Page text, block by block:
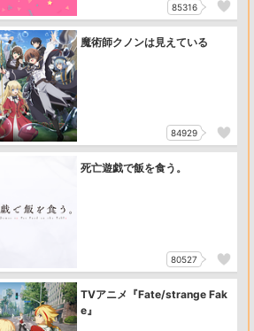
85316
魔術師クノンは見えている
84929
死亡遊戯で飯を食う。
80527
TVアニメ『Fate/strange Fak
e』